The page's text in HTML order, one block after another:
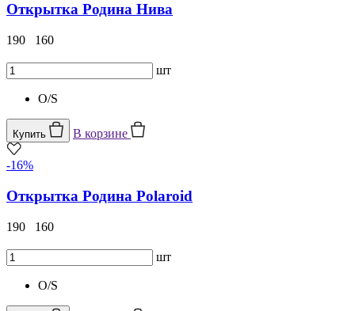
Открытка Родина Нива
190 160
шт
O/S
Купить В корзине
-16%
Открытка Родина Polaroid
190 160
шт
O/S